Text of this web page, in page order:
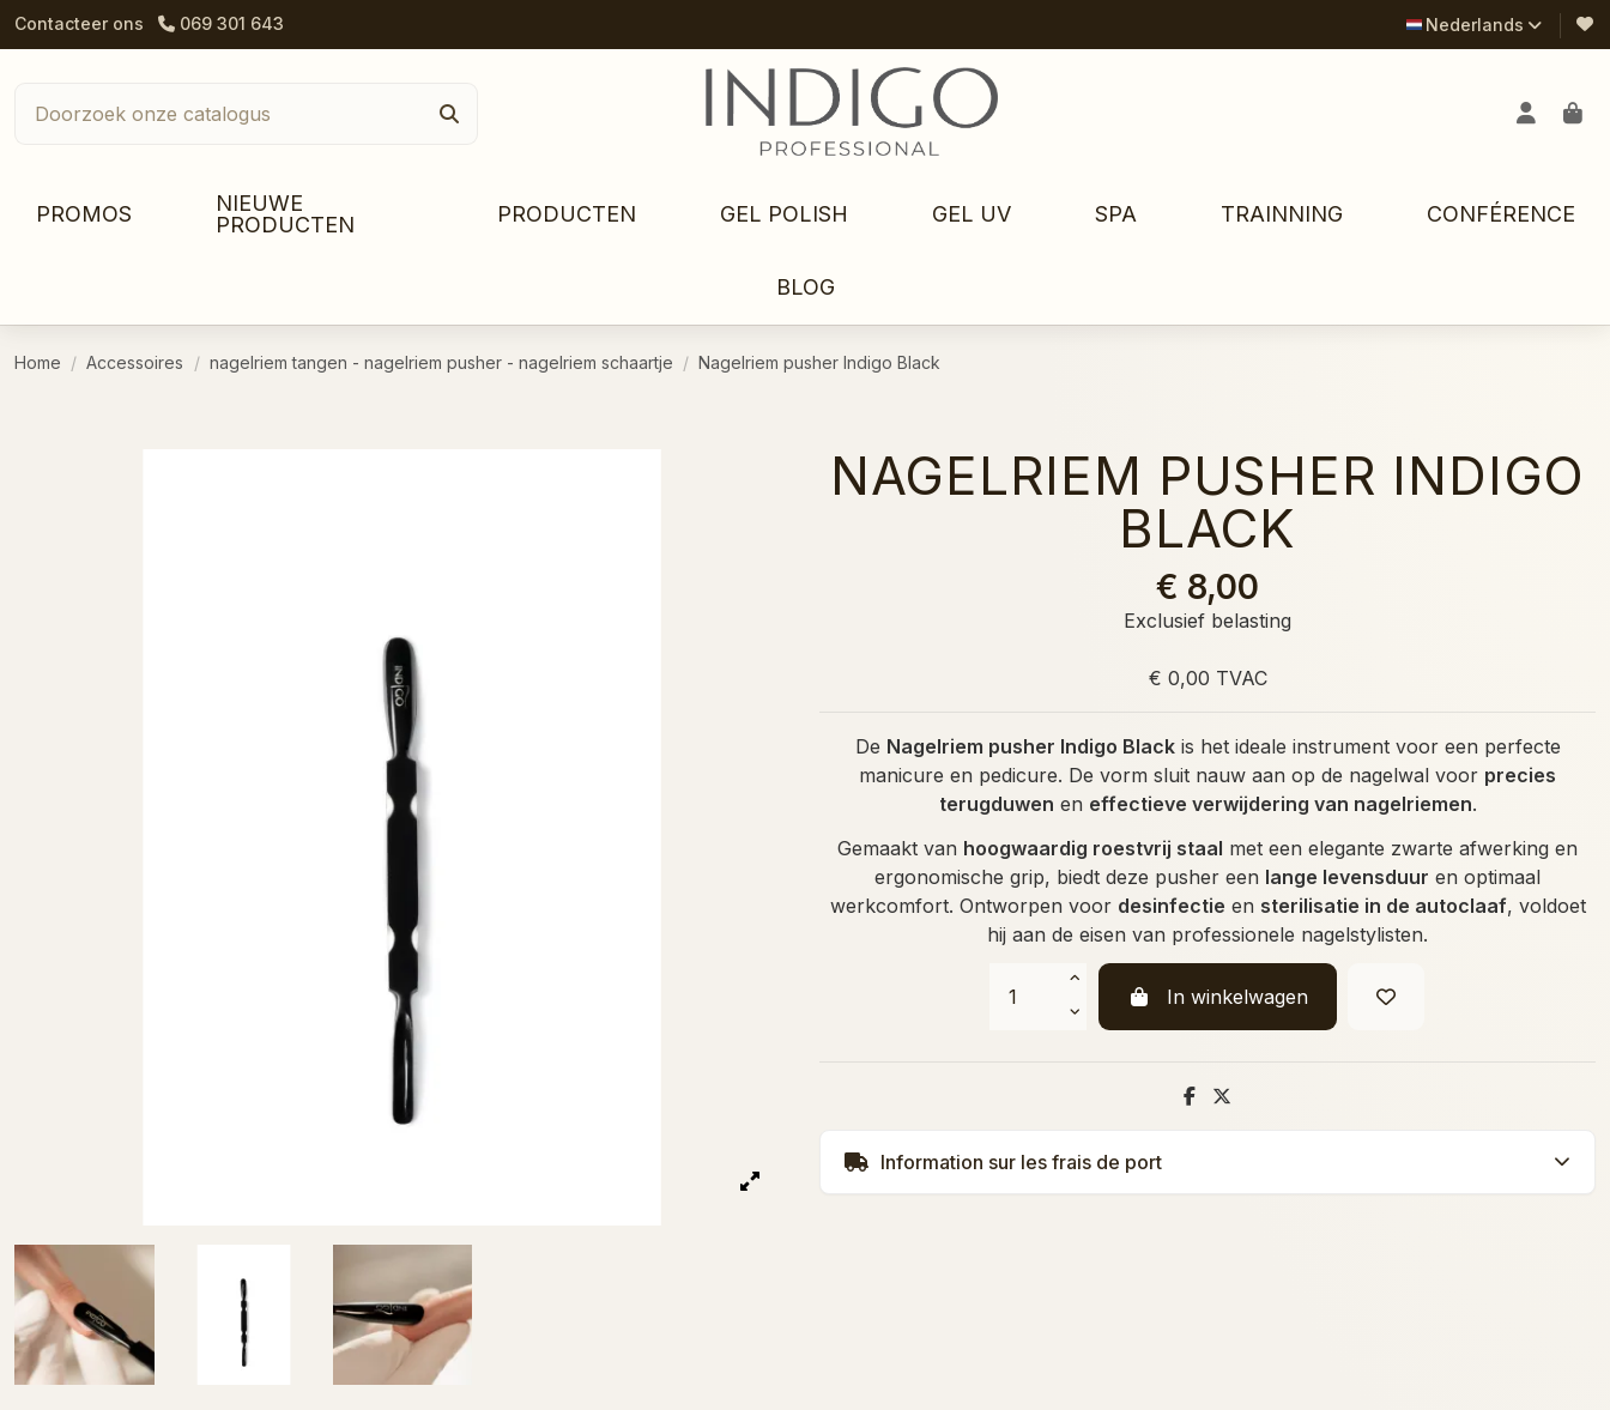
Contacteer ons 069 301 643 Nederlands
PROMOS
NIEUWE
PRODUCTEN
PRODUCTEN GEL POLISH GEL UV SPA TRAINNING CONFÉRENCE
BLOG
Home Accessoires nagelriem tangen - nagelriem pusher - nagelriem schaartje Nagelriem pusher Indigo Black
NAGELRIEM PUSHER INDIGO
BLACK
€ 8,00
Exclusief belasting
€ 0,00 TVAC
De Nagelriem pusher Indigo Blackis het ideale instrument voor een perfecte
manicure en pedicure. De vorm sluit nauw aan op de nagelwal voor precies
terugduwen en effectieve verwijdering van nagelriemen.
Gemaakt van hoogwaardig roestvrij staal met een elegante zwarte afwerking en
ergonomische grip, biedt deze pusher een lange levensduur en optimaal
werkcomfort. Ontworpen voor desinfectie en sterilisatie in de autoclaaf, voldoet
hij aan de eisen van professionele nagelstylisten.
In winkelwagen
Information sur les frais de port